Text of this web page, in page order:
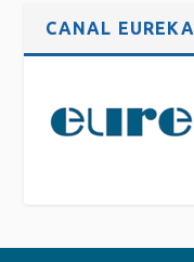
CANAL EUREKA